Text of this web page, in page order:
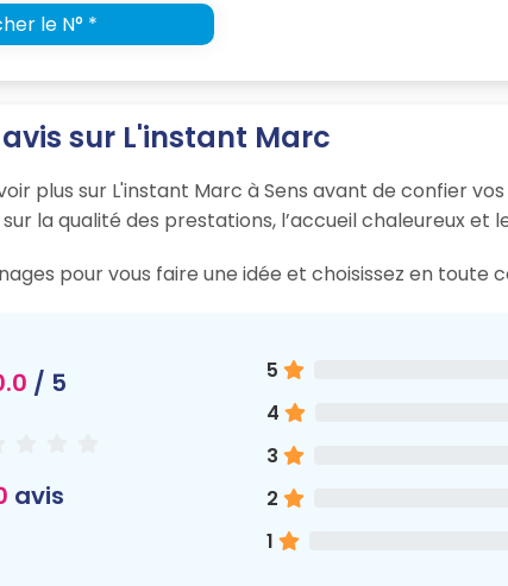
le N° *
sur L'instant Marc
plus sur L'instant Marc à Sens avant de confier
la qualité des prestations, l’accueil chaleureux et
pour vous faire une idée et choisissez en toute
/ 5
avis
5
4
3
2
1